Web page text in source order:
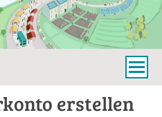
erstellen